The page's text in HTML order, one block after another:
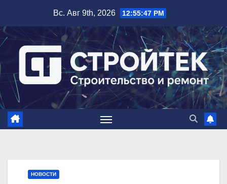
содержимому
Вс. Авг 9th, 2026 12:55:48 PM
НОВОСТИ